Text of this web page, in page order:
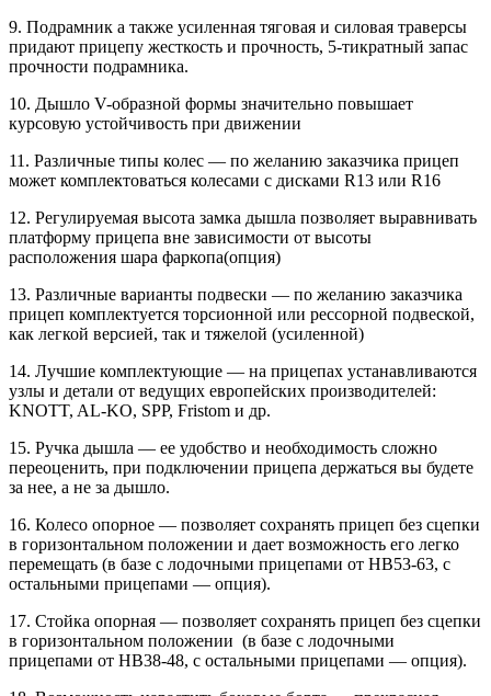
9. Подрамник а также усиленная тяговая и силовая траверсы
придают прицепу жесткость и прочность, 5-тикратный запас
прочности подрамника.
10. Дышло V-образной формы значительно повышает
курсовую устойчивость при движении
11. Различные типы колес — по желанию заказчика прицеп
может комплектоваться колесами с дисками R13 или R16
12. Регулируемая высота замка дышла позволяет выравнивать
платформу прицепа вне зависимости от высоты
расположения шара фаркопа(опция)
13. Различные варианты подвески — по желанию заказчика
прицеп комплектуется торсионной или рессорной подвеской,
как легкой версией, так и тяжелой (усиленной)
14. Лучшие комплектующие — на прицепах устанавливаются
узлы и детали от ведущих европейских производителей:
KNOTT, AL-KO, SPP, Fristom и др.
15. Ручка дышла — ее удобство и необходимость сложно
переоценить, при подключении прицепа держаться вы будете
за нее, а не за дышло.
16. Колесо опорное — позволяет сохранять прицеп без сцепки
в горизонтальном положении и дает возможность его легко
перемещать (в базе с лодочными прицепами от HB53-63, с
остальными прицепами — опция).
17. Стойка опорная — позволяет сохранять прицеп без сцепки
в горизонтальном положении (в базе с лодочными
прицепами от HB38-48, с остальными прицепами — опция).